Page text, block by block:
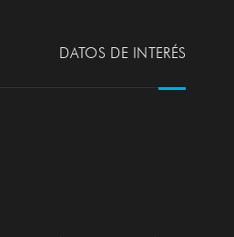
DATOS DE INTERÉS